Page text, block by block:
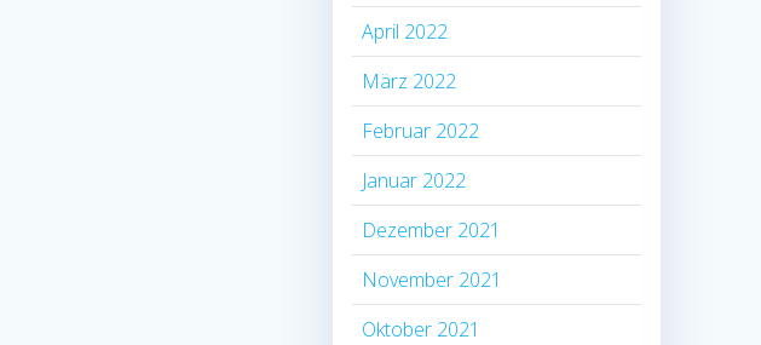
April 2022
März 2022
Februar 2022
Januar 2022
Dezember 2021
November 2021
Oktober 2021